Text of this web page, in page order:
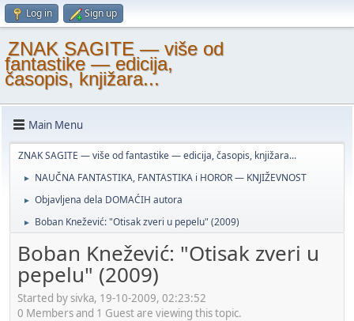
Log in Sign up
ZNAK SAGITE — više od
fantastike — edicija,
časopis, knjižara...
Main Menu
ZNAK SAGITE — više od fantastike — edicija, časopis, knjižara...
► NAUČNA FANTASTIKA, FANTASTIKA i HOROR — KNJIŽEVNOST
► Objavljena dela DOMAĆIH autora
► Boban Knežević: "Otisak zveri u pepelu" (2009)
Boban Knežević: "Otisak zveri u
pepelu" (2009)
Started by sivka, 19-10-2009, 02:23:52
0 Members and 1 Guest are viewing this topic.